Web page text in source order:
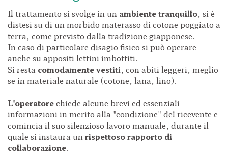
Il trattamento si svolge in un ambiente tranquillo, si è
distesi su di un morbido materasso di cotone poggiato a
terra, come previsto dalla tradizione giapponese.
In caso di particolare disagio fisico si può operare
anche su appositi lettini imbottiti.
Si resta comodamente vestiti, con abiti leggeri, meglio
se in materiale naturale (cotone, lana, lino).
L'operatorechiede alcune brevi ed essenziali
informazioni in merito alla "condizione" del ricevente e
comincia il suo silenzioso lavoro manuale, durante il
quale si instaura unrispettoso rapporto di
collaborazione.